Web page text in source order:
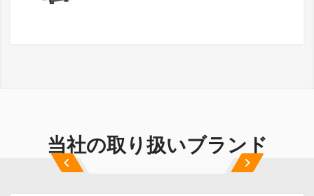
当社の取り扱いブランド